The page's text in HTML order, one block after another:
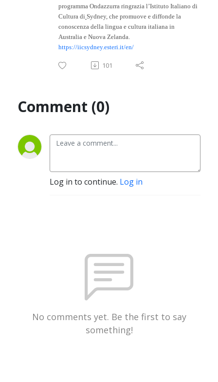
programma Ondazzurra ringrazia l’Istituto Italiano di
Cultura di Sydney, che promuove e diffonde la
conoscenza della lingua e cultura italiana in
Australia e Nuova Zelanda.
https://iicsydney.esteri.it/en/
101
Comment (0)
Log in to continue. Log in
No comments yet. Be the first to say
something!